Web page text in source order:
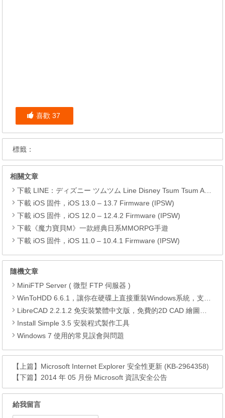
喜歡 37
標籤：
相關文章
下載 LINE：ディズニー ツムツム Line Disney Tsum Tsum APK
下載 iOS 固件，iOS 13.0 – 13.7 Firmware (IPSW)
下載 iOS 固件，iOS 12.0 – 12.4.2 Firmware (IPSW)
下載《魔力寶貝M》一款經典日系MMORPG手遊
下載 iOS 固件，iOS 11.0 – 10.4.1 Firmware (IPSW)
隨機文章
MiniFTP Server ( 微型 FTP 伺服器 )
WinToHDD 6.6.1，讓你在硬碟上直接重裝Windows系統，支援傳統及固態硬碟
LibreCAD 2.2.1.2 免安裝繁體中文版，免費的2D CAD 繪圖自由軟體
Install Simple 3.5 安裝程式製作工具
Windows 7 使用的常見誤會與問題
【上篇】 Microsoft Internet Explorer 安全性更新 (KB-2964358)
【下篇】2014 年 05 月份 Microsoft 資訊安全公告
給我留言